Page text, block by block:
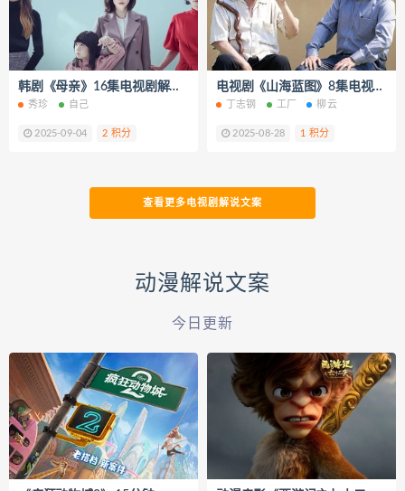
韩剧《母亲》16集电视剧解说文案/片源下载
秀珍 自己
2025-09-04 2 积分
电视剧《山海蓝图》8集电视剧解说文案/片源下载（完结）
丁志钢 工厂 柳云
2025-08-28 1 积分
查看更多电视剧解说文案
动漫解说文案
今日更新